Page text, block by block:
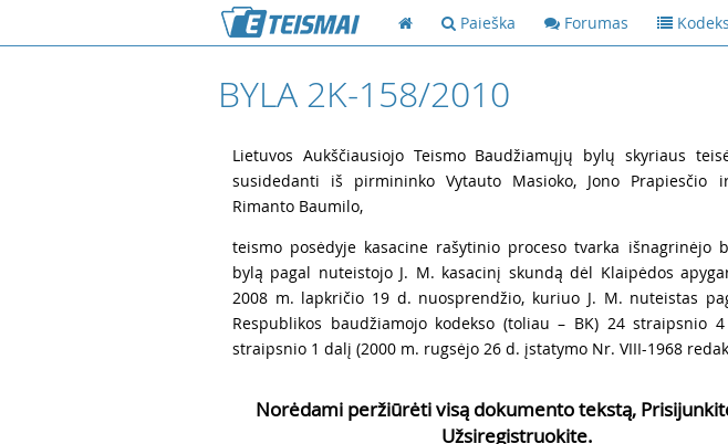
Paieška Forumas
BYLA 2K-158/2010
Lietuvos Aukščiausiojo Teismo Baudžiamųjų bylų skyriaus
susidedanti iš pirmininko Vytauto Masioko, Jono Prapiesčio
Rimanto Baumilo,
teismo posėdyje kasacine rašytinio proceso tvarka išnagrinėjo
bylą pagal nuteistojo J. M. kasacinį skundą dėl Klaipėdos
2008 m. lapkričio 19 d. nuosprendžio, kuriuo J. M. nuteistas
Respublikos baudžiamojo kodekso (toliau – BK) 24 straipsnio
straipsnio 1 dalį (2000 m. rugsėjo 26 d. įstatymo Nr. VIII-1968
Norėdami peržiūrėti visą dokumento tekstą,
Užsiregistruokite.